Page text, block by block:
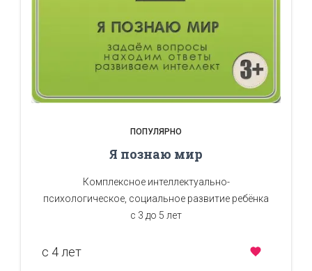
ПОПУЛЯРНО
Я познаю мир
Комплексное интеллектуально-
психологическое, социальное развитие ребёнка
с 3 до 5 лет
c 4 лет